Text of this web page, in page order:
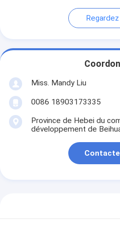
Miss. Mandy Liu
0086 18903173335
Province de Hebei du
développement de